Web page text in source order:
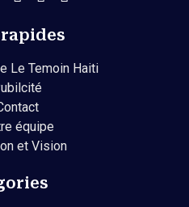
Le Temoin Haiti
équipe
et Vision